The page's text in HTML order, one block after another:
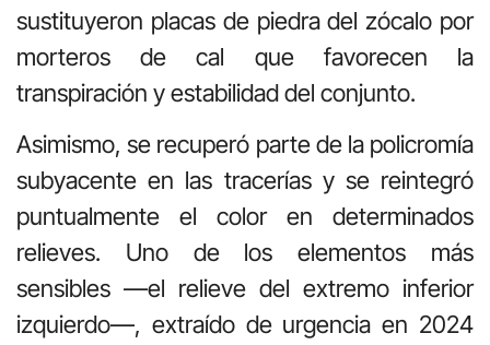
sustituyeron placas de piedra del zócalo por
morteros de cal que favorecen la
transpiración y estabilidad del conjunto.
Asimismo, se recuperó parte de la policromía
subyacente en las tracerías y se reintegró
puntualmente el color en determinados
relieves. Uno de los elementos más
sensibles —el relieve del extremo inferior
izquierdo—, extraído de urgencia en 2024